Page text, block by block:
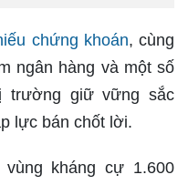
chứng khoán, cùng
ngân hàng và một số
trường giữ vững sắc
lực bán chốt lời.
kháng cự 1.600